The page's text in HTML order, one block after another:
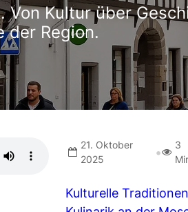
Von Kultur über
der Region.
21. Oktober
2025
•
3
Kulturelle